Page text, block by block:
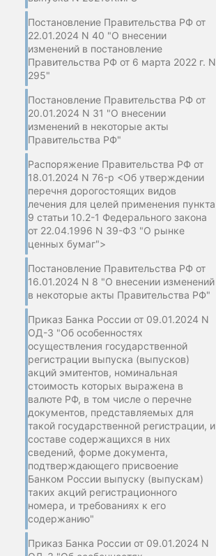
Постановление Правительства РФ от
22.01.2024 N 40 "О внесении
изменений в постановление
Правительства РФ от 6 марта 2022 г. N
295"
Постановление Правительства РФ от
20.01.2024 N 31 "О внесении
изменений в некоторые акты
Правительства РФ"
Распоряжение Правительства РФ от
18.01.2024 N 76-р <Об утверждении
перечня дорогостоящих видов
лечения для целей применения пункта
9 статьи 10.2-1 Федерального закона
от 22.04.1996 N 39-ФЗ "О рынке
ценных бумаг">
Постановление Правительства РФ от
16.01.2024 N 8 "О внесении изменений
в некоторые акты Правительства РФ"
Приказ Банка России от 09.01.2024 N
ОД-3 "Об особенностях
осуществления государственной
регистрации выпуска (выпусков)
акций эмитентов, номинальная
стоимость которых выражена в
валюте РФ, в том числе о перечне
документов, представляемых для
такой государственной регистрации, и
составе содержащихся в них
сведений, форме документа,
подтверждающего присвоение
Банком России выпуску (выпускам)
таких акций регистрационного
номера, и требованиях к его
содержанию"
Приказ Банка России от 09.01.2024 N